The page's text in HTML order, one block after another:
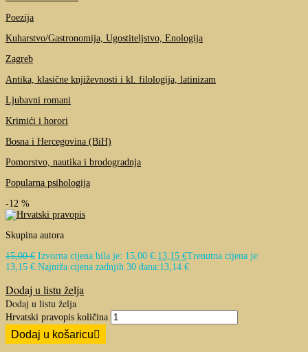
Poezija
Kuharstvo/Gastronomija, Ugostiteljstvo, Enologija
Zagreb
Antika, klasične književnosti i kl. filologija, latinizam
Ljubavni romani
Krimići i horori
Bosna i Hercegovina (BiH)
Pomorstvo, nautika i brodogradnja
Popularna psihologija
-12 %
Skupina autora
15,00€ Izvorna cijena bila je: 15,00 €. 13,15 €Trenutna cijena je:
13,15 €. Najniža cijena zadnjih 30 dana:13,14 €
Dodaj u listu želja
Dodaj u listu želja
Hrvatski pravopis količina
Dodaj u košaricu